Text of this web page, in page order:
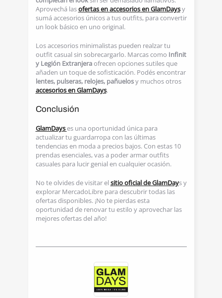
Aprovechá lasofertas en accesorios en GlamDaysy
sumá accesorios únicos a tus outfits, para convertir
un look básico en uno original.
Los accesorios minimalistas pueden realzar tu
outfit casual sin sobrecargarlo. Marcas como Infinit
y Legión Extranjeraofrecen opciones sutiles que
añaden un toque de sofisticación. Podés encontrar
lentes, pulseras, relojes, pañuelosy muchos otros
accesorios en GlamDays.
Conclusión
GlamDayses una oportunidad única para
actualizar tu guardarropa con las últimas
tendencias en moda a precios bajos. Con estas 10
prendas esenciales, vas a poder armar outfits
casuales para lucir genial en cualquier ocasión.
No te olvides de visitar el sitio oficial de GlamDays y
explorar MercadoLibre para descubrir todas las
ofertas disponibles. ¡No te pierdas esta
oportunidad de renovar tu estilo y aprovechar las
mejores ofertas del año!